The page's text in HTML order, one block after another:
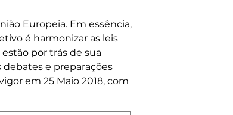
Europeia. Em essência,
é harmonizar as leis
por trás de sua
debates e preparações
em 25 Maio 2018, com